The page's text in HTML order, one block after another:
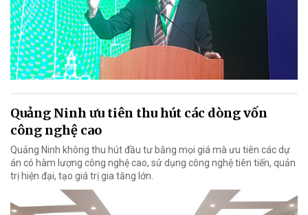
Quảng Ninh ưu tiên thu hút các dòng vốn
công nghệ cao
Quảng Ninh không thu hút đầu tư bằng mọi giá mà ưu tiên các dự
án có hàm lượng công nghệ cao, sử dụng công nghệ tiên tiến, quản
trị hiện đại, tạo giá trị gia tăng lớn.